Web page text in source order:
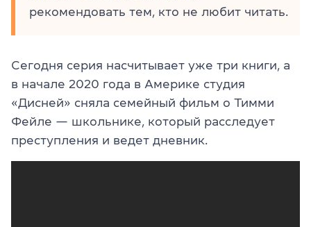
рекомендовать тем, кто не любит читать.
Сегодня серия насчитывает уже три книги, а
в начале 2020 года в Америке студия
«Дисней» сняла семейный фильм о Тимми
Фейле — школьнике, который расследует
преступления и ведет дневник.